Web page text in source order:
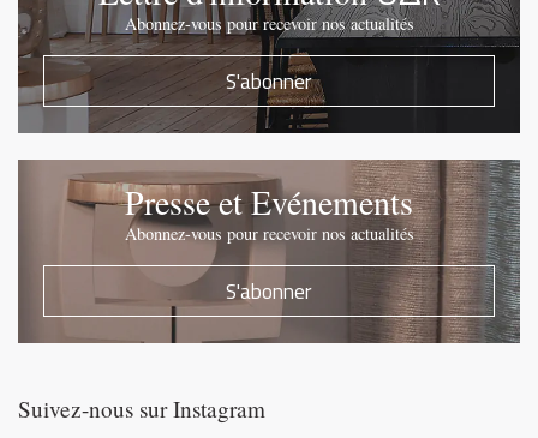
Abonnez-vous pour recevoir nos actualités
S'abonner
Presse et Evénements
Abonnez-vous pour recevoir nos actualités
S'abonner
Suivez-nous sur Instagram